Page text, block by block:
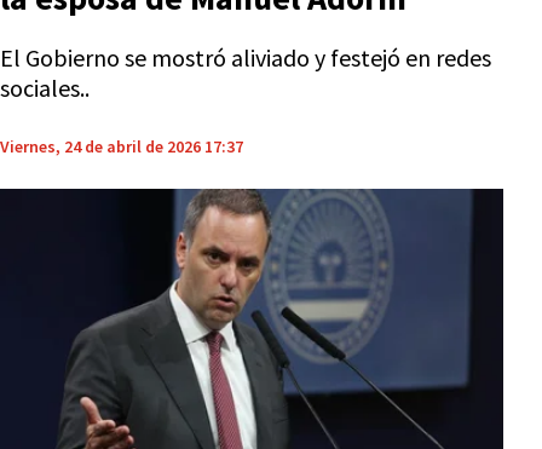
El Gobierno se mostró aliviado y festejó en redes
sociales..
Viernes, 24 de abril de 2026 17:37